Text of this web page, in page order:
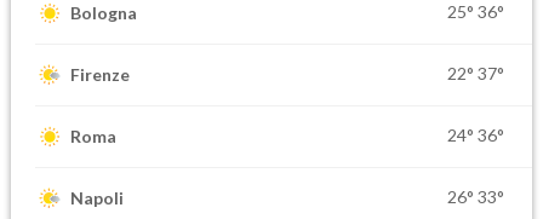
Bologna 25° 36°
Firenze 22° 37°
Roma 24° 36°
Napoli 26° 33°